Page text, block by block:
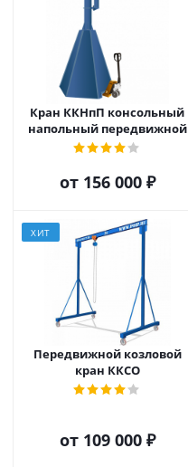
Кран ККНпП консольный
напольный передвижной
от 156 000 ₽
ХИТ
Передвижной козловой
кран ККСО
от 109 000 ₽